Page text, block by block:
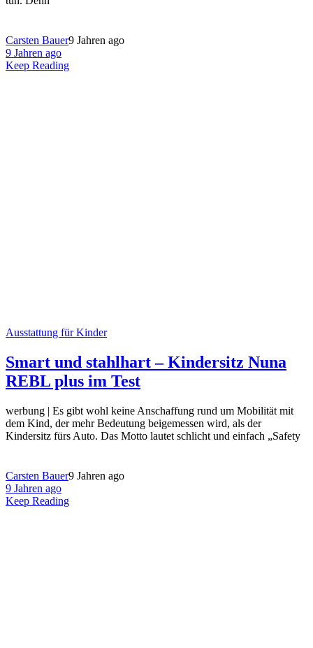
Carsten Bauer9 Jahren ago
9 Jahren ago
Keep Reading
Ausstattung für Kinder
Smart und stahlhart – Kindersitz Nuna
REBL plus im Test
werbung | Es gibt wohl keine Anschaffung rund um Mobilität mit
dem Kind, der mehr Bedeutung beigemessen wird, als der
Kindersitz fürs Auto. Das Motto lautet schlicht und einfach „Safety
Carsten Bauer9 Jahren ago
9 Jahren ago
Keep Reading